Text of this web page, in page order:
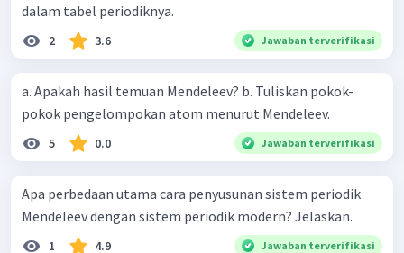
dalam tabel periodiknya.
2 3.6 Jawaban terverifikasi
a. Apakah hasil temuan Mendeleev? b. Tuliskan pokok-
pokok pengelompokan atom menurut Mendeleev.
5 0.0 Jawaban terverifikasi
Apa perbedaan utama cara penyusunan sistem periodik
Mendeleev dengan sistem periodik modern? Jelaskan.
1 4.9 Jawaban terverifikasi